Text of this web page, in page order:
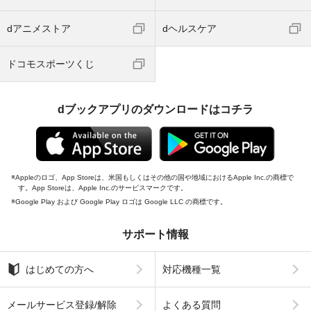
dアニメストア dヘルスケア
ドコモスポーツくじ
dブックアプリのダウンロードはコチラ
Appleのロゴ、App Storeは、米国もしくはその他の国や地域におけるApple Inc.の商標で
す。App Storeは、Apple Inc.のサービスマークです。
Google Play および Google Play ロゴは Google LLC の商標です。
サポート情報
はじめての方へ 対応機種一覧
メールサービス登録/解除 よくある質問